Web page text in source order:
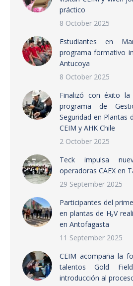
práctico
8 October 2025
Estudiantes en
programa formativo
Antucoya
8 October 2025
Finalizó con éxito la
programa de
Seguridad en Plantas
CEIM y AHK Chile
2 October 2025
Teck impulsa
operadoras CAEX en
29 September 2025
Participantes del
en plantas de H₂V
en Antofagasta
11 September 2025
CEIM acompaña la
talentos Gold
introducción al